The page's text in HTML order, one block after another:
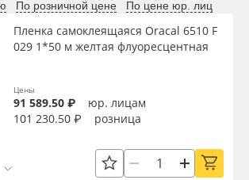
плёнки
По розничной цене По цене юр. лиц
Пленка самоклеящаяся Oracal 6510 F
029 1*50 м желтая флуоресцентная
Цены
91 589.50 ₽
юр. лицам
101 230.50 ₽
розница